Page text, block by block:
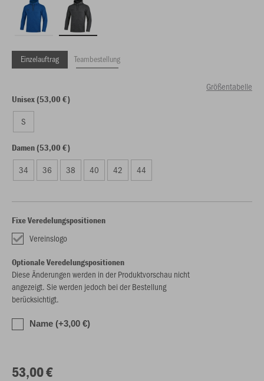
Einzelauftrag Teambestellung
Größentabelle
Unisex (53,00 €)
S
Damen (53,00 €)
34 36 38 40 42 44
Fixe Veredelungspositionen
Vereinslogo
Optionale Veredelungspositionen
Diese Änderungen werden in der Produktvorschau nicht
angezeigt. Sie werden jedoch bei der Bestellung
berücksichtigt.
Name (+3,00 €)
53,00 €